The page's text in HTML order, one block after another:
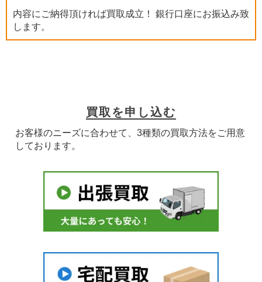
内容にご納得頂ければ買取成立！ 銀行口座にお振込み致
します。
買取を申し込む
お客様のニーズに合わせて、3種類の買取方法をご用意
しております。